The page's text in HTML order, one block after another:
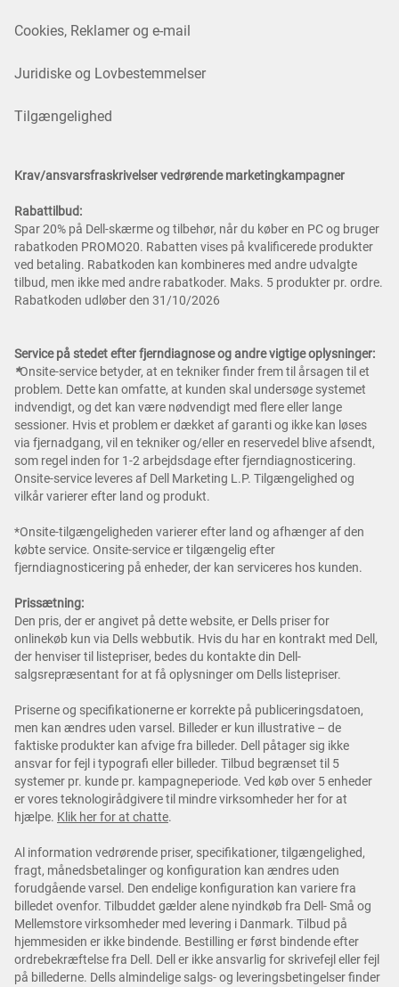
Cookies, Reklamer og e-mail
Juridiske og Lovbestemmelser
Tilgængelighed
Krav/ansvarsfraskrivelser vedrørende marketingkampagner
Rabattilbud:
Spar 20% på Dell-skærme og tilbehør, når du køber en PC og bruger
rabatkoden PROMO20. Rabatten vises på kvalificerede produkter
ved betaling. Rabatkoden kan kombineres med andre udvalgte
tilbud, men ikke med andre rabatkoder. Maks. 5 produkter pr. ordre.
Rabatkoden udløber den 31/10/2026
Service på stedet efter fjerndiagnose og andre vigtige oplysninger:
*Onsite-service betyder, at en tekniker finder frem til årsagen til et
problem. Dette kan omfatte, at kunden skal undersøge systemet
indvendigt, og det kan være nødvendigt med flere eller lange
sessioner. Hvis et problem er dækket af garanti og ikke kan løses
via fjernadgang, vil en tekniker og/eller en reservedel blive afsendt,
som regel inden for 1-2 arbejdsdage efter fjerndiagnosticering.
Onsite-service leveres af Dell Marketing L.P. Tilgængelighed og
vilkår varierer efter land og produkt.
*Onsite-tilgængeligheden varierer efter land og afhænger af den
købte service. Onsite-service er tilgængelig efter
fjerndiagnosticering på enheder, der kan serviceres hos kunden.
Prissætning:
Den pris, der er angivet på dette website, er Dells priser for
onlinekøb kun via Dells webbutik. Hvis du har en kontrakt med Dell,
der henviser til listepriser, bedes du kontakte din Dell-
salgsrepræsentant for at få oplysninger om Dells listepriser.
Priserne og specifikationerne er korrekte på publiceringsdatoen,
men kan ændres uden varsel. Billeder er kun illustrative – de
faktiske produkter kan afvige fra billeder. Dell påtager sig ikke
ansvar for fejl i typografi eller billeder. Tilbud begrænset til 5
systemer pr. kunde pr. kampagneperiode. Ved køb over 5 enheder
er vores teknologirådgivere til mindre virksomheder her for at
hjælpe. Klik her for at chatte.
Al information vedrørende priser, specifikationer, tilgængelighed,
fragt, månedsbetalinger og konfiguration kan ændres uden
forudgående varsel. Den endelige konfiguration kan variere fra
billedet ovenfor. Tilbuddet gælder alene nyindkøb fra Dell- Små og
Mellemstore virksomheder med levering i Danmark. Tilbud på
hjemmesiden er ikke bindende. Bestilling er først bindende efter
ordrebekræftelse fra Dell. Dell er ikke ansvarlig for skrivefejl eller fejl
på billederne. Dells almindelige salgs- og leveringsbetingelser finder